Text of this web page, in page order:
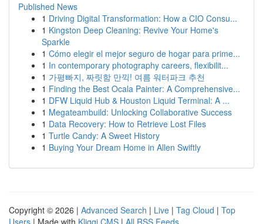
Published News
1 Driving Digital Transformation: How a CIO Consu...
1 Kingston Deep Cleaning: Revive Your Home's
Sparkle
1 Cómo elegir el mejor seguro de hogar para prime...
1 In contemporary photography careers, flexibilit...
1 가평빠지, 짜릿함 만끽! 여름 워터파크 추천
1 Finding the Best Ocala Painter: A Comprehensive...
1 DFW Liquid Hub & Houston Liquid Terminal: A ...
1 Megateambuild: Unlocking Collaborative Success
1 Data Recovery: How to Retrieve Lost Files
1 Turtle Candy: A Sweet History
1 Buying Your Dream Home in Allen Swiftly
Copyright © 2026 | Advanced Search | Live | Tag Cloud | Top
Users | Made with Kliqqi CMS | All RSS Feeds